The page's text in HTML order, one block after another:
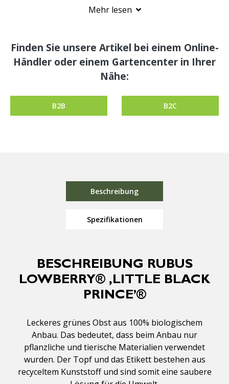
Mehr lesen
Finden Sie unsere Artikel bei einem Online-
Händler oder einem Gartencenter in Ihrer
Nähe:
B2B B2C
Beschreibung
Spezifikationen
BESCHREIBUNG RUBUS
LOWBERRY® ‚LITTLE BLACK
PRINCE’®
Leckeres grünes Obst aus 100% biologischem
Anbau. Das bedeutet, dass beim Anbau nur
pflanzliche und tierische Materialien verwendet
wurden. Der Topf und das Etikett bestehen aus
recyceltem Kunststoff und sind somit eine saubere